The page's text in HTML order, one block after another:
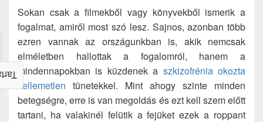
Sokan csak a filmekből vagy könyvekből ismerik a
fogalmat, amiről most szó lesz. Sajnos, azonban több
ezren vannak az országunkban is, akik nemcsak
elméletben hallottak a fogalomról, hanem a
mindennapokban is küzdenek a szkizofrénia okozta
kellemetlen tünetekkel. Mint ahogy szinte minden
betegségre, erre is van megoldás és ezt kell szem előtt
tartani, ha valakinél felütik a fejüket ezek a roppant